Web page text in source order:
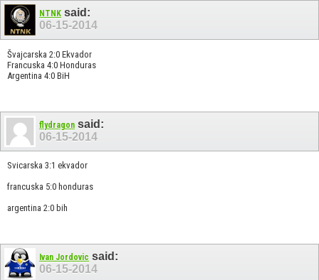
11
21
NTNK said:
06-15-2014
Švajcarska 2:0 Ekvador
Francuska 4:0 Honduras
Argentina 4:0 BiH
flydragon said:
06-15-2014
Svicarska 3:1 ekvador
francuska 5:0 honduras
argentina 2:0 bih
Ivan Jordovic said:
06-15-2014